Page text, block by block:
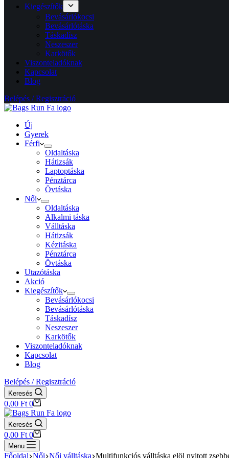
Kiegészítők
Bevásárlókocsi
Bevásárlótáska
Táskadísz
Neszeszer
Karkötők
Viszonteladóknak
Kapcsolat
Blog
Belépés / Regisztráció
Új
Gyerek
Férfi
Oldaltáska
Hátizsák
Laptoptáska
Pénztárca
Övtáska
Női
Oldaltáska
Alkalmi táska
Válltáska
Hátizsák
Kézitáska
Pénztárca
Övtáska
Utazótáska
Akció
Kiegészítők
Bevásárlókocsi
Bevásárlótáska
Táskadísz
Neszeszer
Karkötők
Viszonteladóknak
Kapcsolat
Blog
Belépés / Regisztráció
Keresés
Shopping
cart
0,00 Ft 0
Keresés
Shopping
cart
0,00 Ft 0
Menu
Főoldal Női Női válltáska Multifunkciós válltáska elöl nyitott